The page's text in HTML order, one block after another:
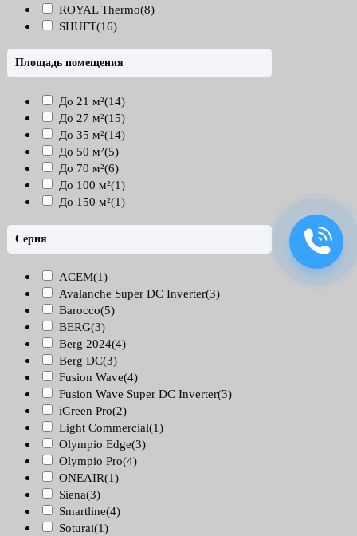
ROYAL Thermo(8)
SHUFT(16)
Площадь помещения
До 21 м²(14)
До 27 м²(15)
До 35 м²(14)
До 50 м²(5)
До 70 м²(6)
До 100 м²(1)
До 150 м²(1)
Серия
ACEM(1)
Avalanche Super DC Inverter(3)
Barocco(5)
BERG(3)
Berg 2024(4)
Berg DC(3)
Fusion Wave(4)
Fusion Wave Super DC Inverter(3)
iGreen Pro(2)
Light Commercial(1)
Olympio Edge(3)
Olympio Pro(4)
ONEAIR(1)
Siena(3)
Smartline(4)
Soturai(1)